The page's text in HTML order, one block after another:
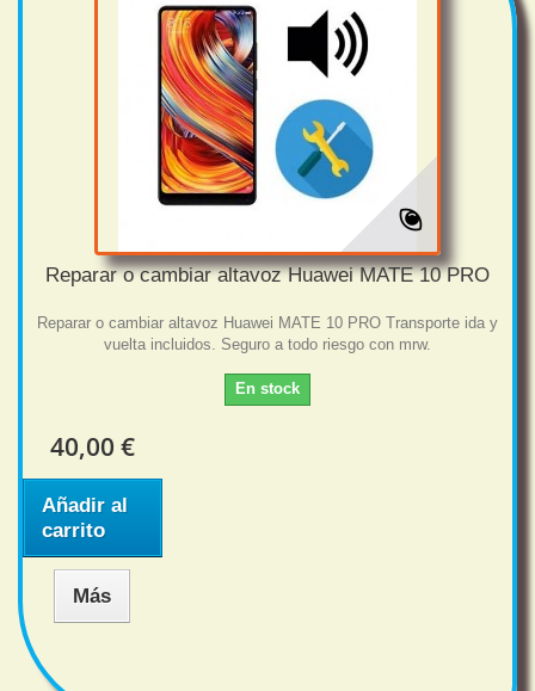
Reparar o cambiar altavoz Huawei MATE 10 PRO
Reparar o cambiar altavoz Huawei MATE 10 PRO Transporte ida y
vuelta incluidos. Seguro a todo riesgo con mrw.
En stock
40,00 €
Añadir al
carrito
Más